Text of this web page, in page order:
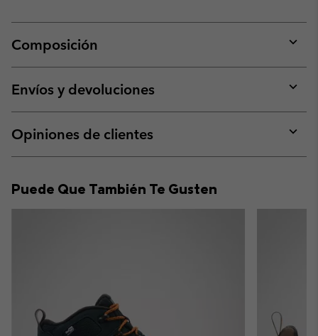
Composición
or
Envíos y devoluciones
or
Opiniones de clientes
or
Puede Que También Te Gusten